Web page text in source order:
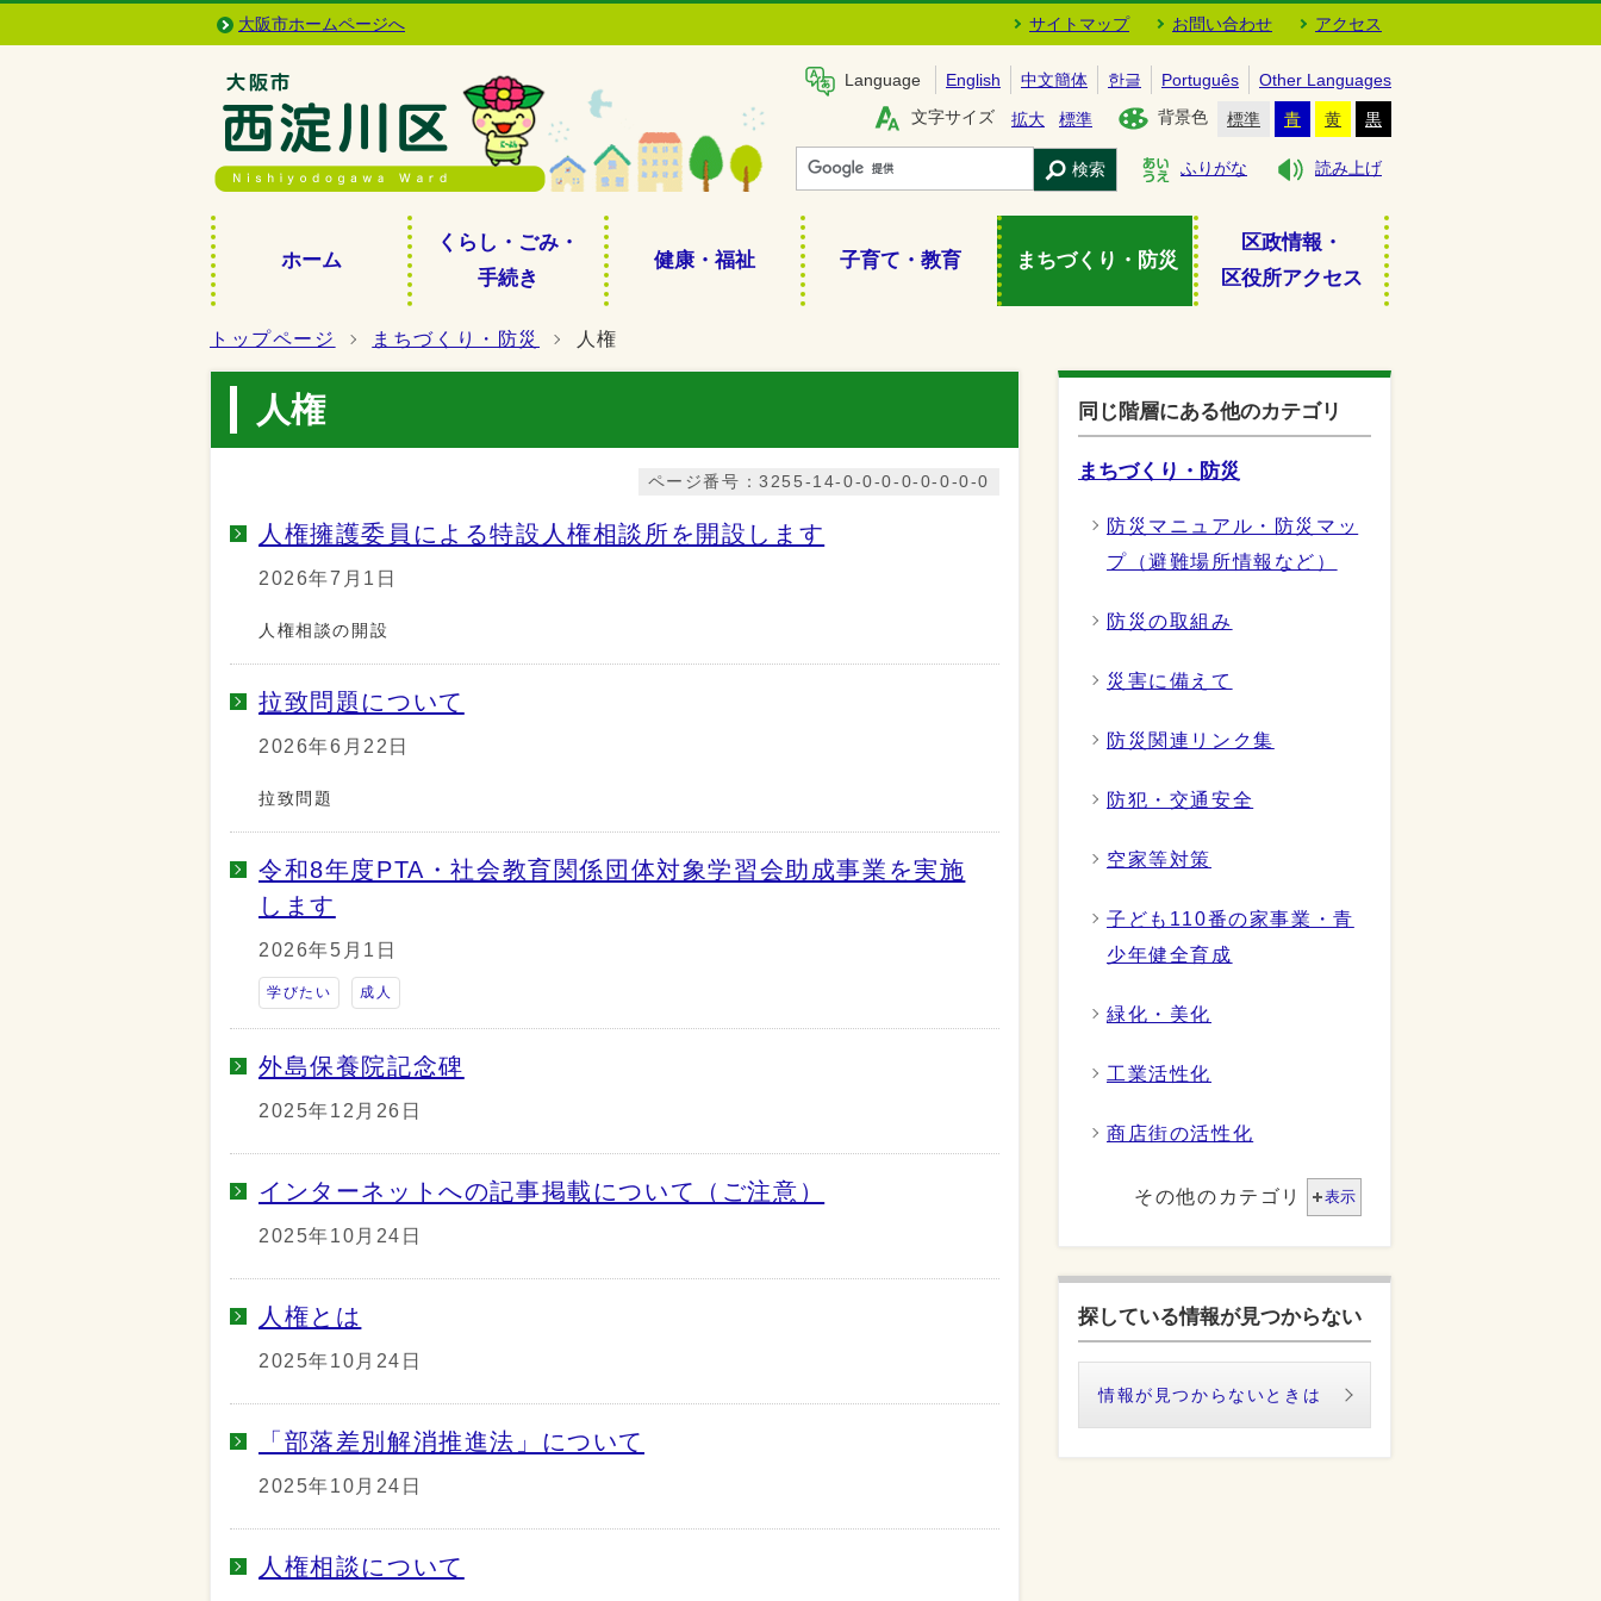
大阪市ホームページへ サイトマップ お問い合わせ アクセス
Language English 中文簡体 한글 Português
Other Languages
文字サイズ
拡大 標準 背景色 標準 青 黄 黒
検索 ふりがな 読み上げ
ホーム
くらし・ごみ・
手続き
健康・福祉 子育て・教育 まちづくり・防災
区政情報・
区役所アクセス
トップページ まちづくり・防災 人権
人権
ページ番号：3255-14-0-0-0-0-0-0-0-0
人権擁護委員による特設人権相談所を開設します
2026年7月1日
人権相談の開設
拉致問題について
2026年6月22日
拉致問題
令和8年度PTA・社会教育関係団体対象学習会助成事業を実施
します
2026年5月1日
学びたい 成人
外島保養院記念碑
2025年12月26日
インターネットへの記事掲載について（ご注意）
2025年10月24日
人権とは
2025年10月24日
「部落差別解消推進法」について
2025年10月24日
人権相談について
同じ階層にある他のカテゴリ
まちづくり・防災
防災マニュアル・防災マッ
プ（避難場所情報など）
防災の取組み
災害に備えて
防災関連リンク集
防犯・交通安全
空家等対策
子ども110番の家事業・青
少年健全育成
緑化・美化
工業活性化
商店街の活性化
その他のカテゴリ 表示
探している情報が見つからない
情報が見つからないときは